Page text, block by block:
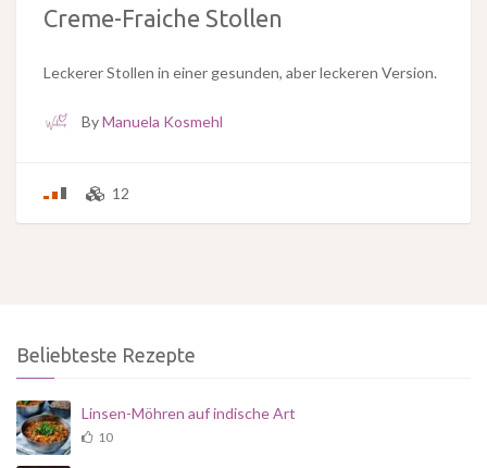
Creme-Fraiche Stollen
Leckerer Stollen in einer gesunden, aber leckeren Version.
ByManuela Kosmehl
12
Beliebteste Rezepte
Linsen-Möhren auf indische Art
10